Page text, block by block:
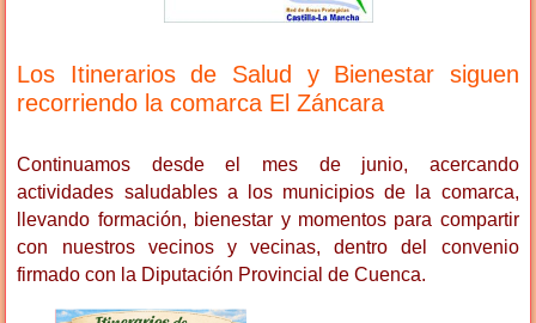
Los Itinerarios de Salud y Bienestar siguen
recorriendo la comarca El Záncara
Continuamos desde el mes de junio, acercando
actividades saludables a los municipios de la comarca,
llevando formación, bienestar y momentos para compartir
con nuestros vecinos y vecinas, dentro del convenio
firmado con la Diputación Provincial de Cuenca.